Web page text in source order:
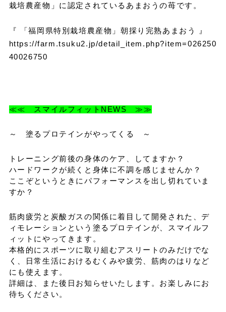
栽培農産物」に認定されているあまおうの苺です。
『 「福岡県特別栽培農産物」朝採り完熟あまおう 』
https://farm.tsuku2.jp/detail_item.php?item=026250
40026750
≪≪ スマイルフィットNEWS ≫≫
～ 塗るプロテインがやってくる ～
トレーニング前後の身体のケア、してますか？
ハードワークが続くと身体に不調を感じませんか？
ここぞというときにパフォーマンスを出し切れていま
すか？
筋肉疲労と炭酸ガスの関係に着目して開発された、デ
ィモレーションという塗るプロテインが、スマイルフ
ィットにやってきます。
本格的にスポーツに取り組むアスリートのみだけでな
く、日常生活におけるむくみや疲労、筋肉のはりなど
にも使えます。
詳細は、また後日お知らせいたします。お楽しみにお
待ちください。